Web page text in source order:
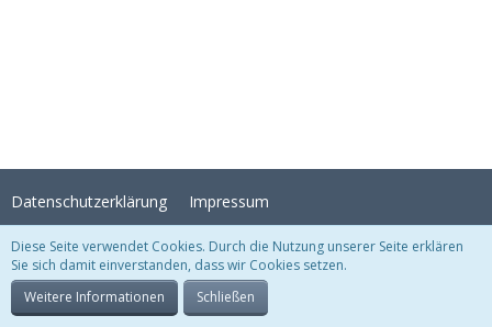
Datenschutzerklärung Impressum
Stil:Crystal Temptation , erstellt vonKittMedia
Community-Software:
Diese Seite verwendet Cookies. Durch die Nutzung unserer Seite erklären
Sie sich damit einverstanden, dass wir Cookies setzen.
Weitere Informationen
Schließen